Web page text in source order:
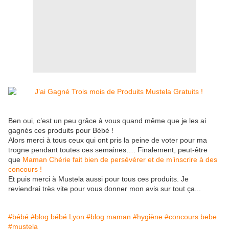
Ben oui, c’est un peu grâce à vous quand même que je les ai
gagnés ces produits pour Bébé !
Alors merci à tous ceux qui ont pris la peine de voter pour ma
trogne pendant toutes ces semaines…. Finalement, peut-être
que Maman Chérie fait bien de persévérer et de m’inscrire à des
concours !
Et puis merci à Mustela aussi pour tous ces produits. Je
reviendrai très vite pour vous donner mon avis sur tout ça...
#bébé #blog bébé Lyon #blog maman #hygiène #concours bebe
#mustela